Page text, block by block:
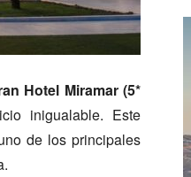
Hotel Miramar (5*
inigualable. Este
de los principales